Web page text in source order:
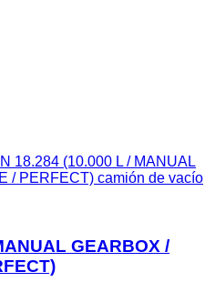
18.284 (10.000 L / MANUAL
/ PERFECT) camión de vacío
GEARBOX /